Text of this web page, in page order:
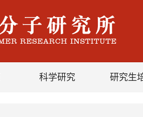
科学研究 研究生